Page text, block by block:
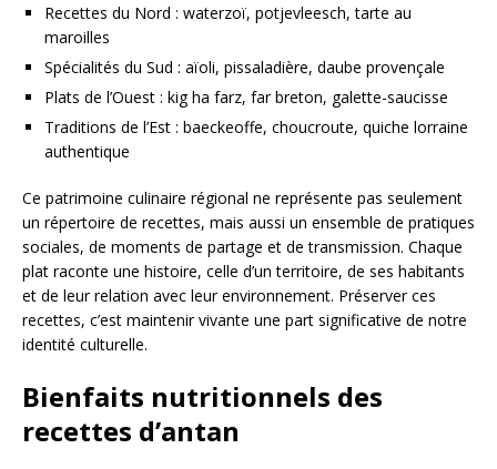
Recettes du Nord : waterzoï, potjevleesch, tarte au
maroilles
Spécialités du Sud : aïoli, pissaladière, daube provençale
Plats de l’Ouest : kig ha farz, far breton, galette-saucisse
Traditions de l’Est : baeckeoffe, choucroute, quiche lorraine
authentique
Ce patrimoine culinaire régional ne représente pas seulement
un répertoire de recettes, mais aussi un ensemble de pratiques
sociales, de moments de partage et de transmission. Chaque
plat raconte une histoire, celle d’un territoire, de ses habitants
et de leur relation avec leur environnement. Préserver ces
recettes, c’est maintenir vivante une part significative de notre
identité culturelle.
Bienfaits nutritionnels des
recettes d’antan